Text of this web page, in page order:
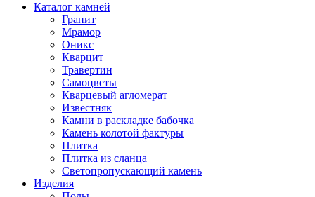
Каталог камней
Гранит
Мрамор
Оникс
Кварцит
Травертин
Самоцветы
Кварцевый агломерат
Известняк
Камни в раскладке бабочка
Камень колотой фактуры
Плитка
Плитка из сланца
Светопропускающий камень
Изделия